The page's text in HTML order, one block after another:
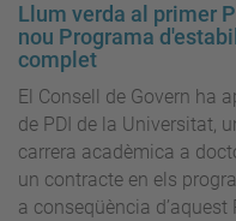
Llum verda al primer
nou Programa
complet
El Consell de Govern ha
de PDI de la Universitat,
carrera acadèmica a
un contracte en els
a conseqüència